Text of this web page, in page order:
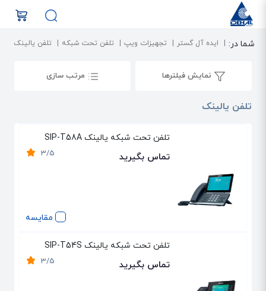
شما در: ایده آل گستر تجهیزات ویپ تلفن تحت شبکه تلفن یالینک
نمایش فیلترها
تلفن یالینک
مقایسه
تلفن تحت شبکه یالینک SIP-T58A
3/5 تماس بگیرید
تلفن تحت شبکه یالینک SIP-T54S
3/5 تماس بگیرید